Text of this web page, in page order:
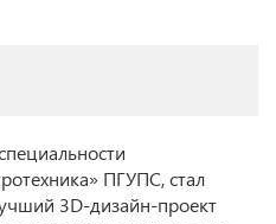
ПГУПС, стал
3D-дизайн-проект